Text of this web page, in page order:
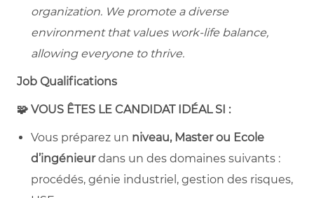
organization. We promote a diverse
environment that values work-life balance,
allowing everyone to thrive.
Job Qualifications
🧩 VOUS ÊTES LE CANDIDAT IDÉAL SI :
Vous préparez un niveau, Master ou Ecole
d’ingénieurdans un des domaines suivants :
procédés, génie industriel, gestion des risques,